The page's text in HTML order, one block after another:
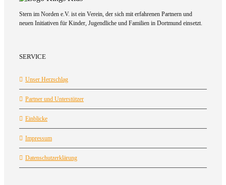
Stern im Norden e.V. ist ein Verein, der sich mit erfahrenen Partnern und
neuen Initiativen für Kinder, Jugendliche und Familien in Dortmund einsetzt.
SERVICE
Unser Herzschlag
Partner und Unterstützer
Einblicke
Impressum
Datenschutzerklärung